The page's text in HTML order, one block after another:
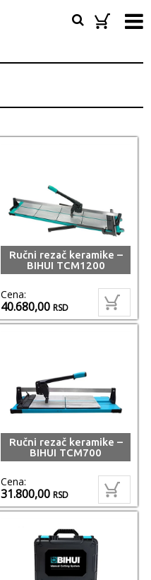
Ručni rezač keramike –
BIHUI TCM1200
Cena:
40.680,00RSD
Ručni rezač keramike –
BIHUI TCM700
Cena:
31.800,00RSD